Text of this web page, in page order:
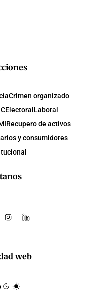
web
Crimen organizado
Electoral Laboral
Recupero de activos
y consumidores